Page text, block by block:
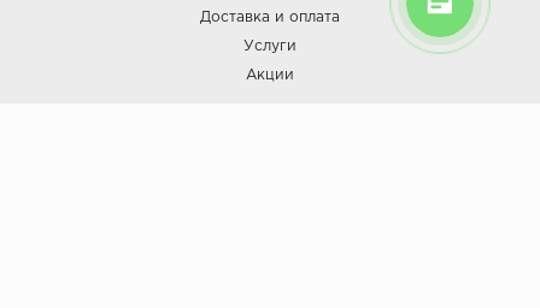
Доставка и оплата
Услуги
Акции